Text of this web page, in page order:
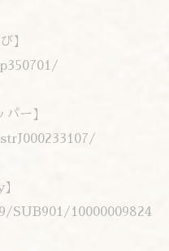
】
パー】
10000009824